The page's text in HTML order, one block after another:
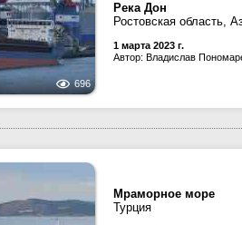
696
Река Дон
Ростовская область,
1 марта 2023 г.
Автор: Владислав
Мраморное море
Турция